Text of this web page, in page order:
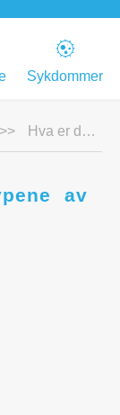
Sykdommer
>> Hva er de forskjellige typene av håndskader?
av